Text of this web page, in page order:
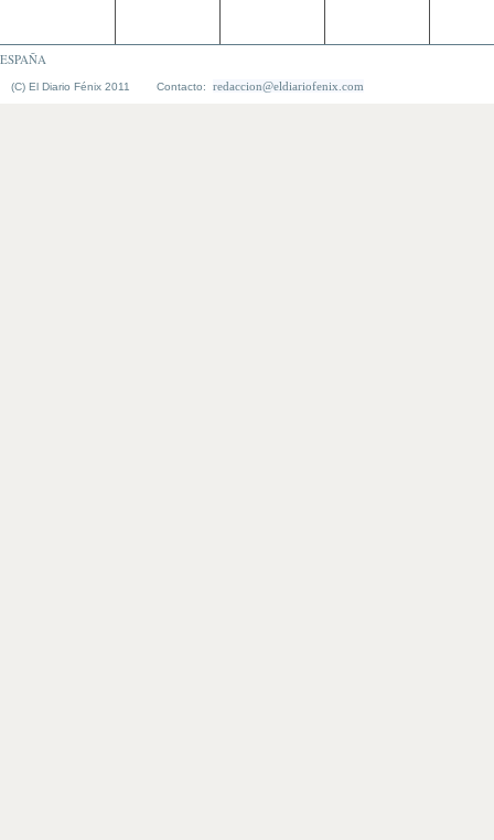
ESPAÑA
(C) El Diario Fénix 2011 Contacto: redaccion@eldiariofenix.com